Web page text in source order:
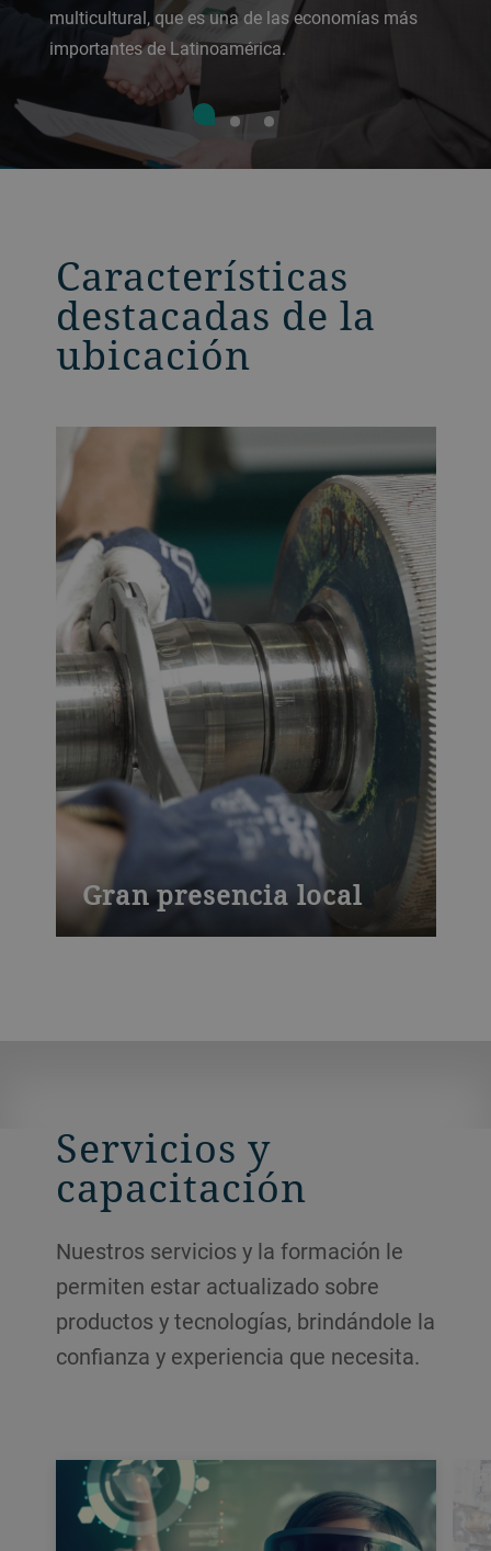
multicultural, que es una de las economías más
importantes de Latinoamérica.
Características
destacadas de la
ubicación
Gran presencia local
Servicios y
capacitación
Nuestros servicios y la formación le
permiten estar actualizado sobre
productos y tecnologías, brindándole la
confianza y experiencia que necesita.